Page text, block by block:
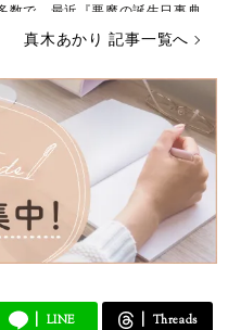
数で、最近『悪魔の誕生日事典
占いでもランキング1位を獲得
makiakari.petit.cc
makiakari.hatenablog.com
真木あかり 記事一覧へ
LINE Threads